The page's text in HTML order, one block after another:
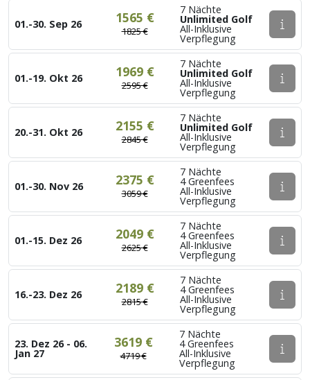
01.-30. Sep 26 1565 €
1825 €
7 Nächte
Unlimited Golf
All-Inklusive
Verpflegung
01.-19. Okt 26 1969 €
2595 €
7 Nächte
Unlimited Golf
All-Inklusive
Verpflegung
20.-31. Okt 26 2155 €
2845 €
7 Nächte
Unlimited Golf
All-Inklusive
Verpflegung
01.-30. Nov 26 2375 €
3059 €
7 Nächte
4 Greenfees
All-Inklusive
Verpflegung
01.-15. Dez 26 2049 €
2625 €
7 Nächte
4 Greenfees
All-Inklusive
Verpflegung
16.-23. Dez 26 2189 €
2815 €
7 Nächte
4 Greenfees
All-Inklusive
Verpflegung
23. Dez 26 - 06.
Jan 27
3619 €
4719 €
7 Nächte
4 Greenfees
All-Inklusive
Verpflegung